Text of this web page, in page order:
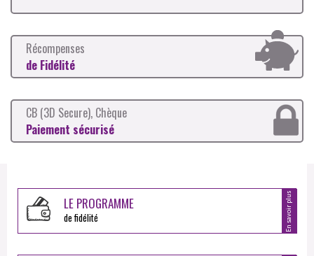
Récompenses
de Fidélité
CB (3D Secure), Chèque
Paiement sécurisé
LE PROGRAMME
de fidélité En savoir plus